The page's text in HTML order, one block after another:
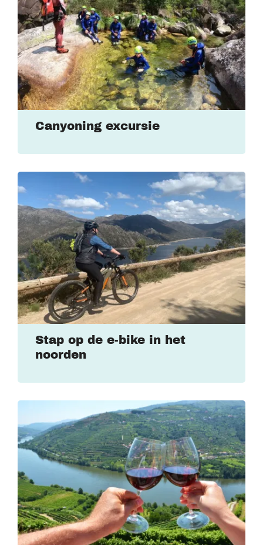
Canyoning excursie
Stap op de e-bike in het
noorden